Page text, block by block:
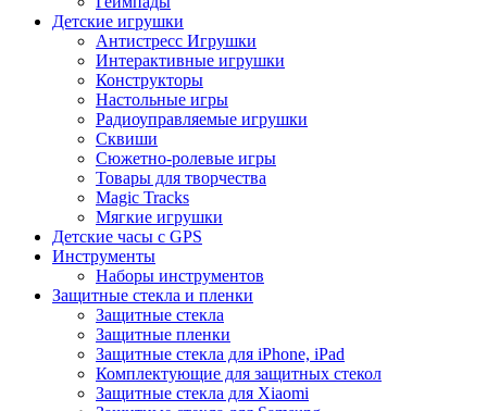
Детские игрушки
Антистресс Игрушки
Интерактивные игрушки
Конструкторы
Настольные игры
Радиоуправляемые игрушки
Сквиши
Сюжетно-ролевые игры
Товары для творчества
Magic Tracks
Мягкие игрушки
Детские часы с GPS
Инструменты
Наборы инструментов
Защитные стекла и пленки
Защитные стекла
Защитные пленки
Защитные стекла для iPhone, iPad
Комплектующие для защитных стекол
Защитные стекла для Xiaomi